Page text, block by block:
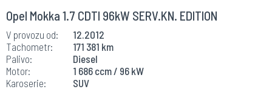
Opel Mokka 1.7 CDTI 96kW SERV.KN. EDITION
V provozu od:
12.2012
Tachometr:
171 381 km
Palivo:
Diesel
Motor:
1 686 ccm / 96 kW
Karoserie:
SUV